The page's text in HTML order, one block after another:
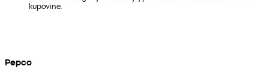
kupovine.
Pepco